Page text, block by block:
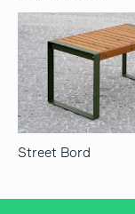
Street Bord